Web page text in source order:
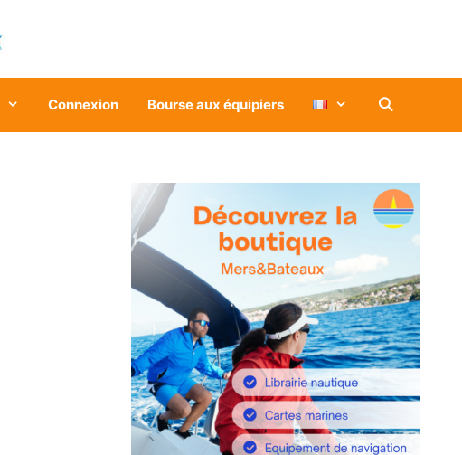
Connexion Bourse aux équipiers